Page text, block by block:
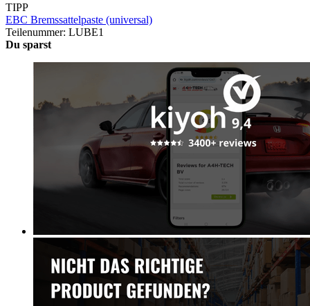
TIPP
EBC Bremssattelpaste (universal)
Teilenummer: LUBE1
Du sparst